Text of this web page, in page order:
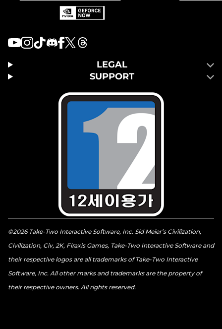
LEGAL
SUPPORT
©2026 Take-Two Interactive Software, Inc. Sid Meier’s Civilization,
Civilization, Civ, 2K, Firaxis Games, Take-Two Interactive Software and
their respective logos are all trademarks of Take-Two Interactive
Software, Inc. All other marks and trademarks are the property of
their respective owners. All rights reserved.